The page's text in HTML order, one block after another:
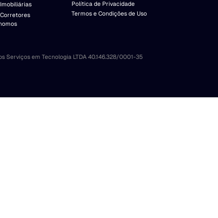
Política de Privacidade
Termos e Condições de Uso
Serviços em Tecnologia LTDA 40.146.328/0001-35